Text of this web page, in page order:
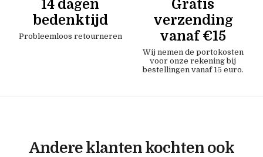
14 dagen
bedenktijd
Probleemloos retourneren
Gratis
verzending
vanaf €15
Wij nemen de portokosten
voor onze rekening bij
bestellingen vanaf 15 euro.
Andere klanten kochten ook